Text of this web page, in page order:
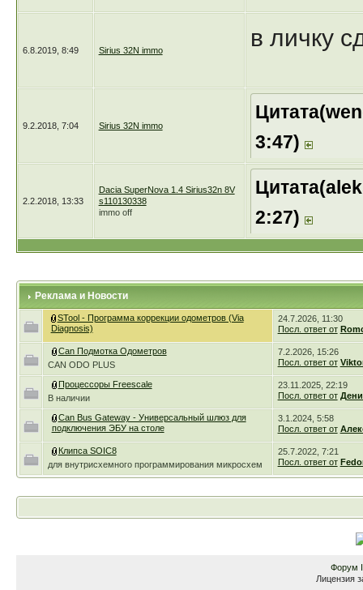
6.8.2019, 8:49 Sirius 32N immo в личку
9.2.2018, 7:04 Sirius 32N immo
3:47)
Мой
в личку
2.2.2018, 13:33
Dacia SuperNova 1.4 Sirius32n 8V
s110130338
immo off
2:27)
добрый
бубном
zmey65
Реклама и Новости
STool - Программа коррекции одометров (Via
Diagnosis)
24.7.2026, 11:30
Посл. ответ от
Can Подмотка Одометров
CAN ODO PLUS
7.2.2026, 15:26
Посл. ответ от
Процессоры Freescale
В наличии
23.11.2025, 22:19
Посл. ответ от
Can Bus Gateway - Универсальный шлюз для
подключения ЭБУ на столе
3.1.2024, 5:58
Посл. ответ от
Клипса SOIC8
для внутрисхемного программирования микросхем
25.7.2022, 7:21
Посл. ответ от
Форум
Лицензия